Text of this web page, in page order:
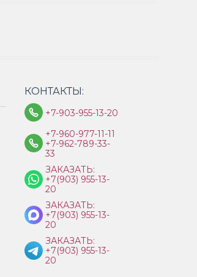
КОНТАКТЫ:
+7-903-955-13-20
+7-960-977-11-11
+7-962-789-33-
33
ЗАКАЗАТЬ:
+7(903) 955-13-
20
ЗАКАЗАТЬ:
+7(903) 955-13-
20
ЗАКАЗАТЬ:
+7(903) 955-13-
20